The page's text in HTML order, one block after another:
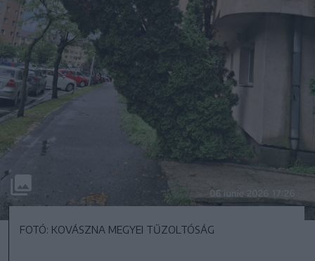
FOTÓ: KOVÁSZNA MEGYEI TŰZOLTÓSÁG